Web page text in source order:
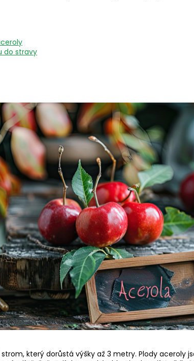
do stravy
který dorůstá výšky až 3 metry. Plody aceroly